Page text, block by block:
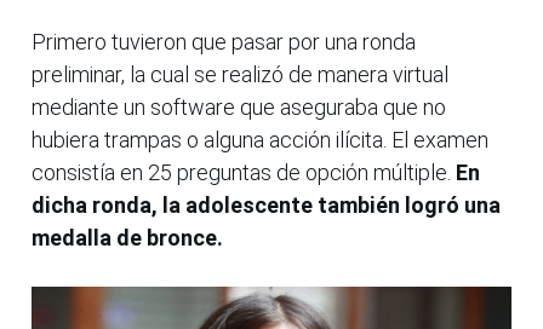
Primero tuvieron que pasar por una ronda
preliminar, la cual se realizó de manera virtual
mediante un software que aseguraba que no
hubiera trampas o alguna acción ilícita. El examen
consistía en 25 preguntas de opción múltiple. En
dicha ronda, la adolescente también logró una
medalla de bronce.